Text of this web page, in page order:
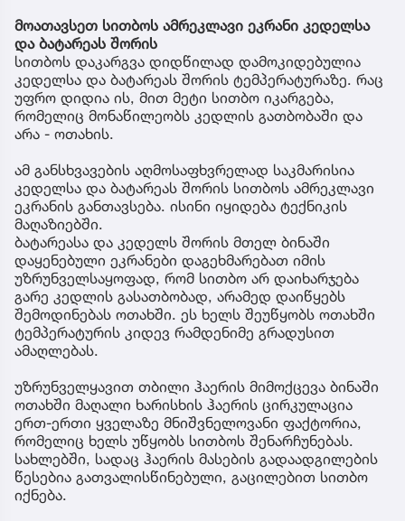
მოათავსეთ სითბოს ამრეკლავი ეკრანი კედელსა
და ბატარეას შორის
სითბოს დაკარგვა დიდწილად დამოკიდებულია
კედელსა და ბატარეას შორის ტემპერატურაზე. რაც
უფრო დიდია ის, მით მეტი სითბო იკარგება,
რომელიც მონაწილეობს კედლის გათბობაში და
არა - ოთახის.
ამ განსხვავების აღმოსაფხვრელად საკმარისია
კედელსა და ბატარეას შორის სითბოს ამრეკლავი
ეკრანის განთავსება. ისინი იყიდება ტექნიკის
მაღაზიებში.
ბატარეასა და კედელს შორის მთელ ბინაში
დაყენებული ეკრანები დაგეხმარებათ იმის
უზრუნველსაყოფად, რომ სითბო არ დაიხარჯება
გარე კედლის გასათბობად, არამედ დაიწყებს
შემოდინებას ოთახში. ეს ხელს შეუწყობს ოთახში
ტემპერატურის კიდევ რამდენიმე გრადუსით
ამაღლებას.
უზრუნველყავით თბილი ჰაერის მიმოქცევა ბინაში
ოთახში მაღალი ხარისხის ჰაერის ცირკულაცია
ერთ-ერთი ყველაზე მნიშვნელოვანი ფაქტორია,
რომელიც ხელს უწყობს სითბოს შენარჩუნებას.
სახლებში, სადაც ჰაერის მასების გადაადგილების
წესებია გათვალისწინებული, გაცილებით სითბო
იქნება.